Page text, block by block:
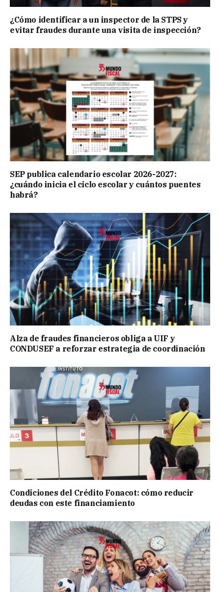
¿Cómo identificar a un inspector de la STPS y
evitar fraudes durante una visita de inspección?
SEP publica calendario escolar 2026-2027:
¿cuándo inicia el ciclo escolar y cuántos puentes
habrá?
Alza de fraudes financieros obliga a UIF y
CONDUSEF a reforzar estrategia de coordinación
Condiciones del Crédito Fonacot: cómo reducir
deudas con este financiamiento